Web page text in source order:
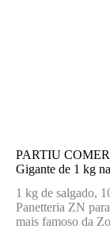
PARTIU
Gigante de 1 kg
1 kg de salgado,
Panetteria ZN
mais famoso da